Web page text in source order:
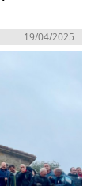
19/04/2025